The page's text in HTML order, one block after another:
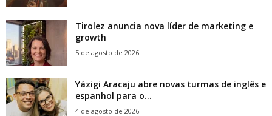
Tirolez anuncia nova líder de marketing e
growth
5 de agosto de 2026
Yázigi Aracaju abre novas turmas de inglês e
espanhol para o...
4 de agosto de 2026